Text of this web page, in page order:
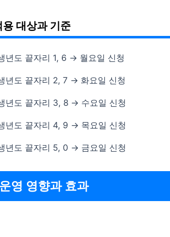
대상과 기준
년도 끝자리 1, 6 → 월요일 신청
년도 끝자리 2, 7 → 화요일 신청
년도 끝자리 3, 8 → 수요일 신청
년도 끝자리 4, 9 → 목요일 신청
년도 끝자리 5, 0 → 금요일 신청
영 영향과 효과